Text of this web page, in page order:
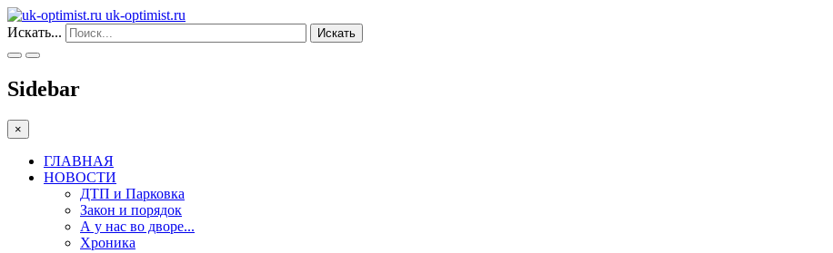
uk-optimist.ru
Искать...
Искать
Sidebar
×
ГЛАВНАЯ
НОВОСТИ
ДТП и Парковка
Закон и порядок
А у нас во дворе...
Хроника